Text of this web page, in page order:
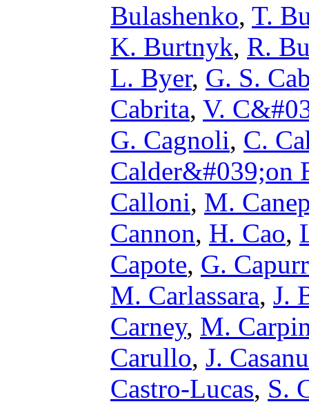
Bulashenko, T.
K. Burtnyk, R.
L. Byer, G. S.
Cabrita, V.
G. Cagnoli, C.
Calder&#039;on
Calloni, M.
Cannon, H. Cao,
Capote, G.
M. Carlassara, J.
Carney, M.
Carullo, J.
Castro-Lucas, S.